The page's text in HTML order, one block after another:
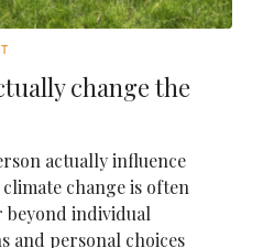
change the
actually influence
change is often
beyond individual
and personal choices